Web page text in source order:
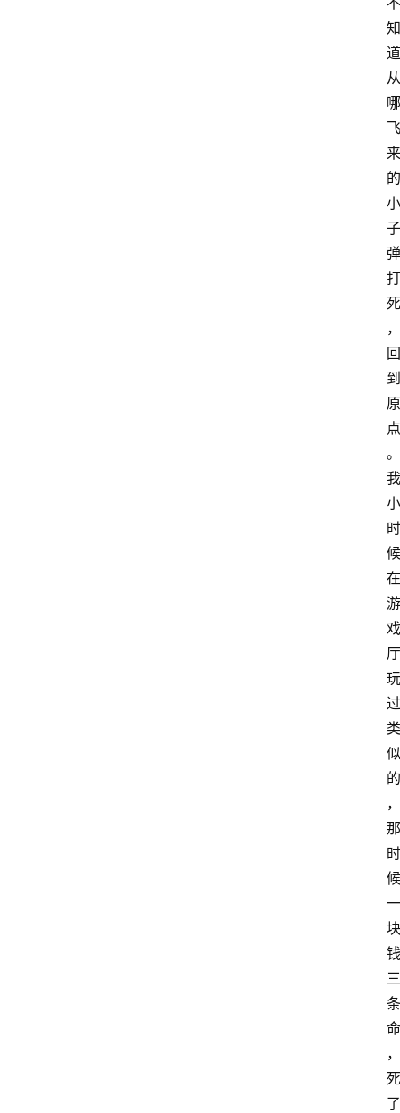
知
道
从
哪
飞
来
的
小
子
弹
打
死
，
回
到
原
点
。
我
小
时
候
在
游
戏
厅
玩
过
类
似
的
，
那
时
候
一
块
钱
三
条
命
，
死
了